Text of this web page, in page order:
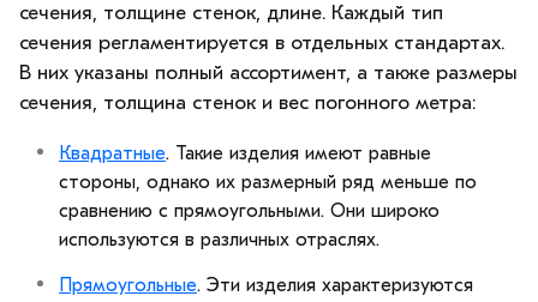
сечения, толщине стенок, длине. Каждый тип
сечения регламентируется в отдельных стандартах.
В них указаны полный ассортимент, а также размеры
сечения, толщина стенок и вес погонного метра:
Квадратные. Такие изделия имеют равные
стороны, однако их размерный ряд меньше по
сравнению с прямоугольными. Они широко
используются в различных отраслях.
Прямоугольные. Эти изделия характеризуются